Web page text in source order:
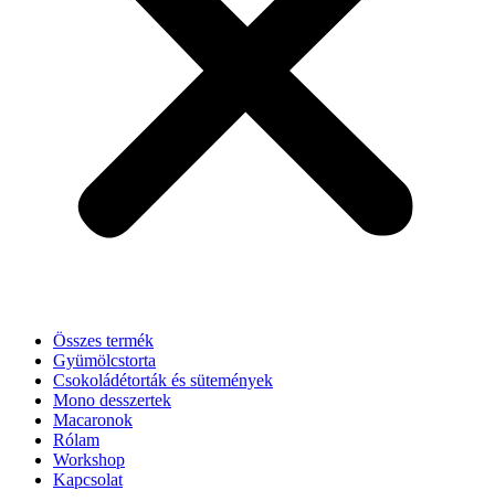
Összes termék
Gyümölcstorta
Csokoládétorták és sütemények
Mono desszertek
Macaronok
Rólam
Workshop
Kapcsolat